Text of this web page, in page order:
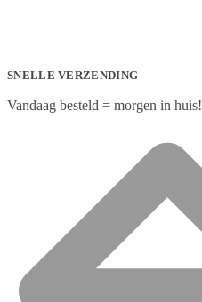
SNELLE VERZENDING
Vandaag besteld = morgen in huis!